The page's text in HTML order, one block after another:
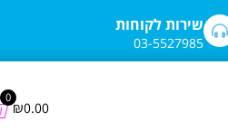
שירות לקוחות
03-5527985
₪0.00
0